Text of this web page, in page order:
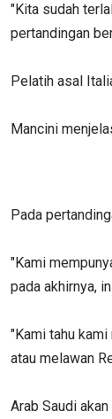
"Kita sudah
pertandingan
Pelatih asal
Mancini
Pada
"Kami
pada akhirnya,
"Kami tahu
atau melawan
Arab Saudi